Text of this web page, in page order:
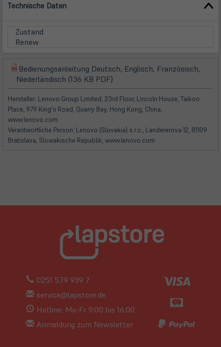
Technische Daten
Zustand
Renew
(öffnet
in
neuem
Tab)
Bedienungsanleitung Deutsch, Englisch, Französisch,
Niederländisch (136 KB PDF)
in
neuem
Tab)
Hersteller: Lenovo Group Limited, 23rd Floor, Lincoln House, Taikoo
Place, 979 King's Road, Quarry Bay, Hong Kong, China,
www.lenovo.com
Verantwortliche Person: Lenovo (Slovakia) s.r.o., Landererova 12, 81109
Bratislava, Slowakische Republik, www.lenovo.com
0251 579 939 7
service@lapstore.de
Hotline: Mo-Fr 9:00 bis 16:00
Anmeldung zum Newsletter